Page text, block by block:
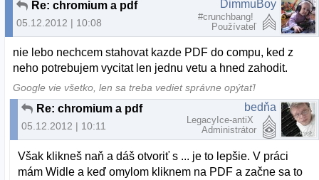
Re: chromium a pdf
05.12.2012 | 10:08
DimmuBoy
#crunchbang!
Používateľ
nie lebo nechcem stahovat kazde PDF do compu, ked z
neho potrebujem vycitat len jednu vetu a hned zahodit.
Google vie všetko, len sa treba vediet správne opýtať!
Re: chromium a pdf
05.12.2012 | 10:11
bedňa
LegacyIce-antiX
Administrátor
Však klikneš naň a dáš otvoriť s ... je to lepšie. V práci
mám Widle a keď omylom kliknem na PDF a začne sa to